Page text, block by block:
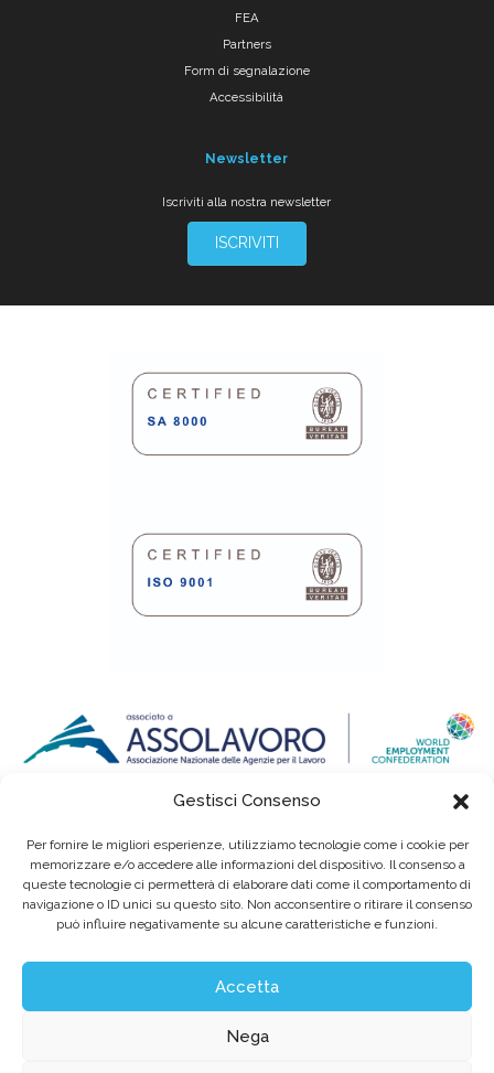
Gestisci Consenso
Per fornire le migliori esperienze, utilizziamo tecnologie come i cookie per
memorizzare e/o accedere alle informazioni del dispositivo. Il consenso a
queste tecnologie ci permetterà di elaborare dati come il comportamento di
navigazione o ID unici su questo sito. Non acconsentire o ritirare il consenso
può influire negativamente su alcune caratteristiche e funzioni.
Accetta
Nega
FEA
Partners
Form di segnalazione
Accessibilità
Newsletter
Iscriviti alla nostra newsletter
ISCRIVITI
Eurointerim S.p.A. Società Benefit / Agenzia per il Lavoro / Cap. Soc. deliberato e
Sede legale: Viale dell'Industria, 60 / 35129 Padova Tel. (+39) 049 89 34 994 / Fax (+39)
049 89 35 068 /
info@eurointerim.it
C.F. - P. IVA - Reg. Imp. di Padova n° 03304720281 REA nº302673 / Aut. Min. Lav. Prot.
n.1208 - SG del 16.12.2004